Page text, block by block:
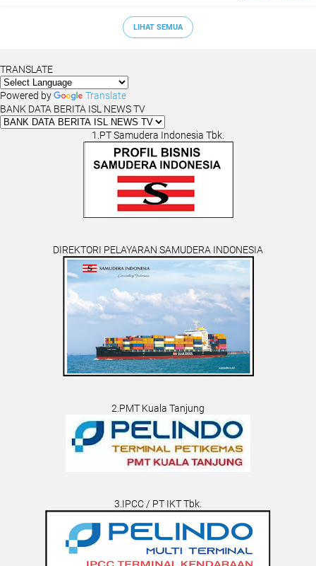
LIHAT SEMUA
TRANSLATE
Powered by
Translate
BANK DATA BERITA ISL NEWS TV
1.PT Samudera Indonesia Tbk.
DIREKTORI PELAYARAN SAMUDERA INDONESIA
2.PMT Kuala Tanjung
3.IPCC / PT IKT Tbk.